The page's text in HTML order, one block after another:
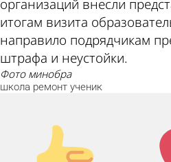
организаций внесли
итогам визита
направило подрядчикам
штрафа и неустойки.
фото минобра
школа ремонт ученик
Палец
вверх!